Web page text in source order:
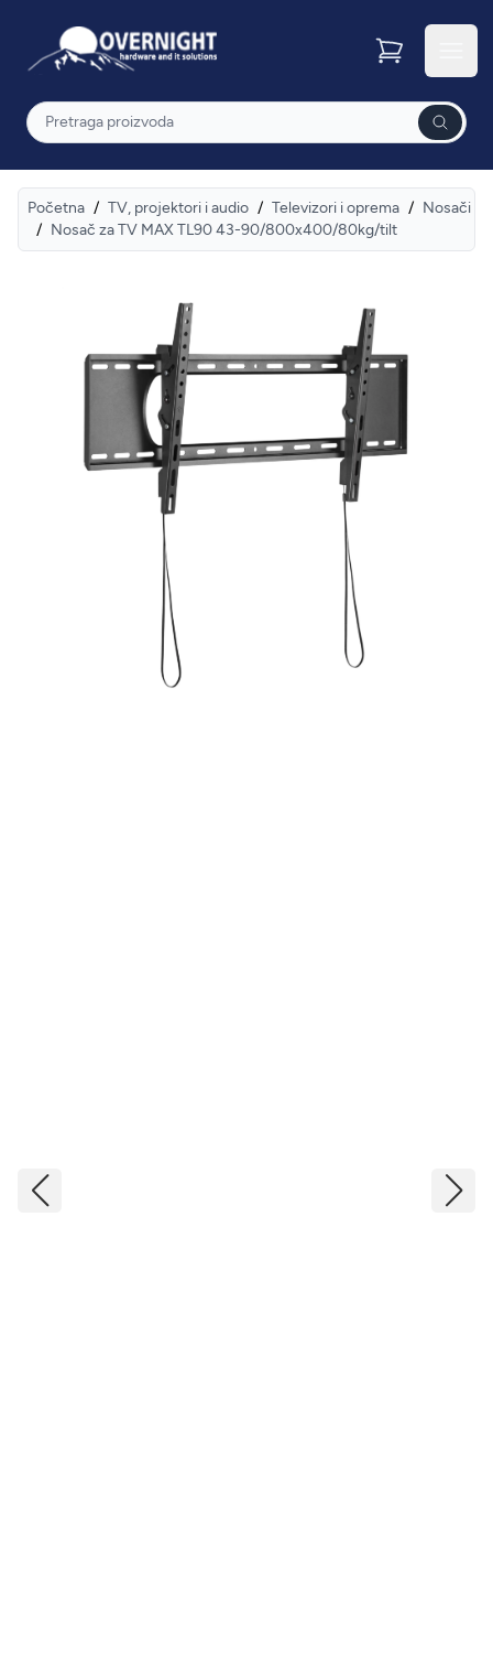
Overnight
Pretraga
Početna / TV, projektori i audio / Televizori i oprema / Nosači
/ Nosač za TV MAX TL90 43-90/800x400/80kg/tilt